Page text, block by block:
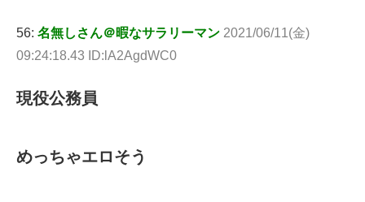
56: 名無しさん＠暇なサラリーマン 2021/06/11(金)
09:24:18.43 ID:lA2AgdWC0
現役公務員
めっちゃエロそう